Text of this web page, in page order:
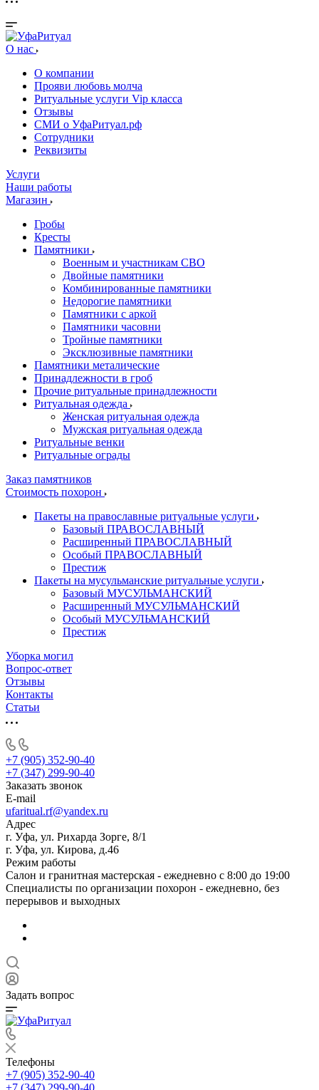
О нас
О компании
Прояви любовь молча
Ритуальные услуги Vip класса
Отзывы
СМИ о УфаРитуал.рф
Сотрудники
Реквизиты
Услуги
Наши работы
Магазин
Гробы
Кресты
Памятники
Военным и участникам СВО
Двойные памятники
Комбинированные памятники
Недорогие памятники
Памятники с аркой
Памятники часовни
Тройные памятники
Эксклюзивные памятники
Памятники металические
Принадлежности в гроб
Прочие ритуальные принадлежности
Ритуальная одежда
Женская ритуальная одежда
Мужская ритуальная одежда
Ритуальные венки
Ритуальные ограды
Заказ памятников
Стоимость похорон
Пакеты на православные ритуальные услуги
Базовый ПРАВОСЛАВНЫЙ
Расширенный ПРАВОСЛАВНЫЙ
Особый ПРАВОСЛАВНЫЙ
Престиж
Пакеты на мусульманские ритуальные услуги
Базовый МУСУЛЬМАНСКИЙ
Расширенный МУСУЛЬМАНСКИЙ
Особый МУСУЛЬМАНСКИЙ
Престиж
Уборка могил
Вопрос-ответ
Отзывы
Контакты
Статьи
+7 (905) 352-90-40
+7 (347) 299-90-40
Заказать звонок
E-mail
ufaritual.rf@yandex.ru
Адрес
г. Уфа, ул. Рихарда Зорге, 8/1
г. Уфа, ул. Кирова, д.46
Режим работы
Салон и гранитная мастерская - ежедневно с 8:00 до 19:00
Специалисты по организации похорон - ежедневно, без
перерывов и выходных
Задать вопрос
Телефоны
+7 (905) 352-90-40
+7 (347) 299-90-40